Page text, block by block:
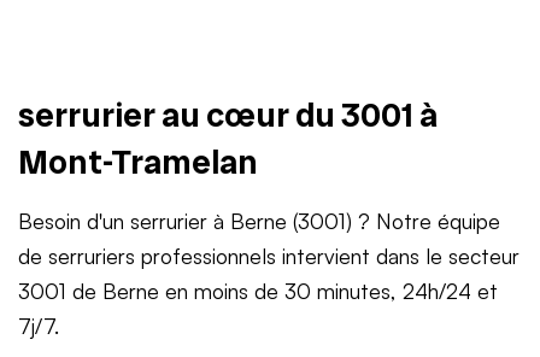
serrurier au cœur du 3001 à
Mont-Tramelan
Besoin d'un serrurier à Berne (3001) ? Notre équipe
de serruriers professionnels intervient dans le secteur
3001 de Berne en moins de 30 minutes, 24h/24 et
7j/7.